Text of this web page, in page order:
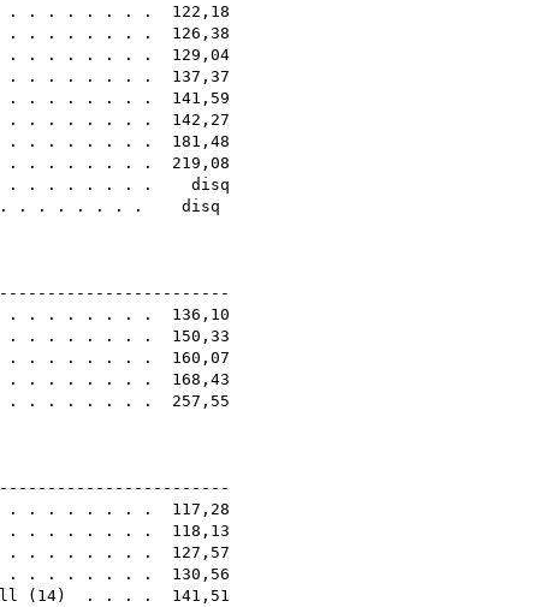
. . . . . . . 122,18
. . . . . . . 126,38
. . . . . . . . 129,04
. . . . . . . 137,37
. . . . . . . 141,59
. . . . . . . 142,27
. . . . . . . 181,48
. . . . . . . . 219,08
. . . . . . . . disq
. . . . . . . disq
. . . . . . . 136,10
. . . . . . . 150,33
. . . . . . . 160,07
. . . . . . . 168,43
. . . . . . . . 257,55
. . . . . . . 117,28
. . . . . . . 118,13
. . . . . . . 127,57
. . . . . . . 130,56
( 14) . . . . 141,51